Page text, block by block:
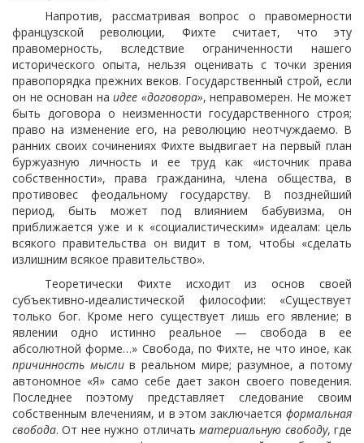
Напротив, рассматривая вопрос о правомерности
французской революции, Фихте считает, что эту
правомерность, вследствие ограниченности нашего
исторического опыта, нельзя оценивать с точки зрения
правопорядка прежних веков. Государственный строй, если
он не основан на идее «договора», неправомерен. Не может
быть договора о неизменности государственного строя;
право на изменение его, на революцию неотчуждаемо. В
ранних своих сочинениях Фихте выдвигает на первый план
буржуазную личность и ее труд как «источник права
собственности», права гражданина, члена общества, в
противовес феодальному государству. В позднейший
период, быть может под влиянием бабувизма, он
приближается уже и к «социалистическим» идеалам: цель
всякого правительства он видит в том, чтобы «сделать
излишним всякое правительство».
Теоретически Фихте исходит из основ своей
субъективно-идеалистической философии: «Существует
только бог. Кроме него существует лишь его явление; в
явлении одно истинно реальное — свобода в ее
абсолютной форме…» Свобода, по Фихте, не что иное, как
причинность мыслив реальном мире; разумное, а потому
автономное «Я» само себе дает закон своего поведения.
Последнее поэтому представляет следование своим
собственным влечениям, и в этом заключается формальная
свобода. От нее нужно отличатьматериальную свободу, где